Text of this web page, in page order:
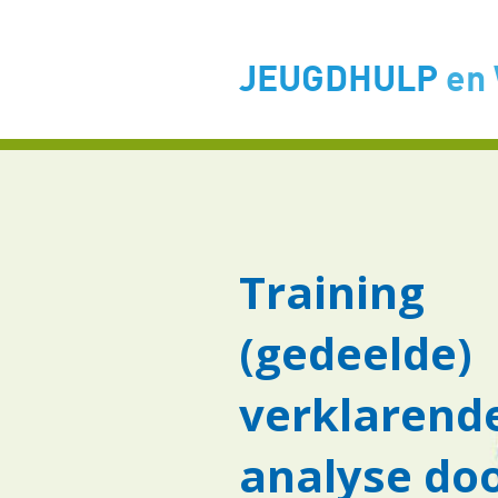
JEUGDHULP en
Training
(gedeelde)
analyse